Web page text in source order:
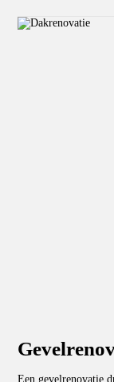
Een gevelrenovatie